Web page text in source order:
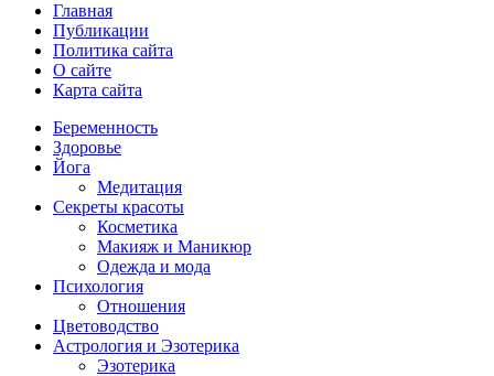
Главная
Публикации
Политика сайта
О сайте
Карта сайта
Беременность
Здоровье
Йога
Медитация
Секреты красоты
Косметика
Макияж и Маникюр
Одежда и мода
Психология
Отношения
Цветоводство
Астрология и Эзотерика
Эзотерика